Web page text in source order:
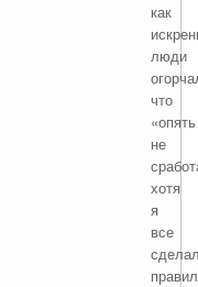
как
люди
что
«опять
не
хотя
я
все